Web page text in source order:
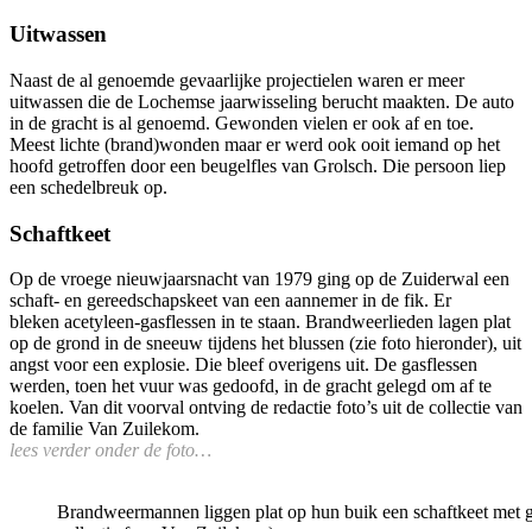
Uitwassen
Naast de al genoemde gevaarlijke projectielen waren er meer
uitwassen die de Lochemse jaarwisseling berucht maakten. De auto
in de gracht is al genoemd. Gewonden vielen er ook af en toe.
Meest lichte (brand)wonden maar er werd ook ooit iemand op het
hoofd getroffen door een beugelfles van Grolsch. Die persoon liep
een schedelbreuk op.
Schaftkeet
Op de vroege nieuwjaarsnacht van 1979 ging op de Zuiderwal een
schaft- en gereedschapskeet van een aannemer in de fik. Er
bleken acetyleen-gasflessen in te staan. Brandweerlieden lagen plat
op de grond in de sneeuw tijdens het blussen (zie foto hieronder), uit
angst voor een explosie. Die bleef overigens uit. De gasflessen
werden, toen het vuur was gedoofd, in de gracht gelegd om af te
koelen. Van dit voorval ontving de redactie foto’s uit de collectie van
de familie Van Zuilekom.
lees verder onder de foto…
Brandweermannen liggen plat op hun buik een schaftkeet met